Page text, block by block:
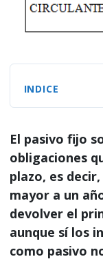
INDICE
El pasivo fijo
obligaciones
plazo, es
mayor a un
devolver el
aunque sí los
como pasivo